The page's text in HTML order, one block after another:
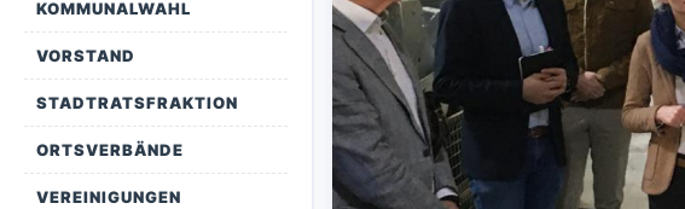
KOMMUNALWAHL
VORSTAND
STADTRATSFRAKTION
ORTSVERBÄNDE
VEREINIGUNGEN